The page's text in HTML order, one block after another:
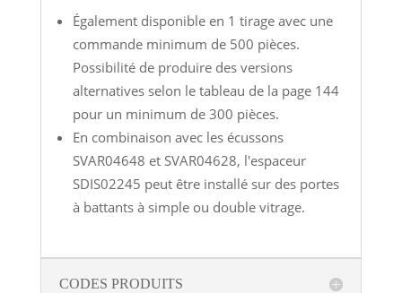
Également disponible en 1 tirage avec une
commande minimum de 500 pièces.
Possibilité de produire des versions
alternatives selon le tableau de la page 144
pour un minimum de 300 pièces.
En combinaison avec les écussons
SVAR04648 et SVAR04628, l'espaceur
SDIS02245 peut être installé sur des portes
à battants à simple ou double vitrage.
CODES PRODUITS